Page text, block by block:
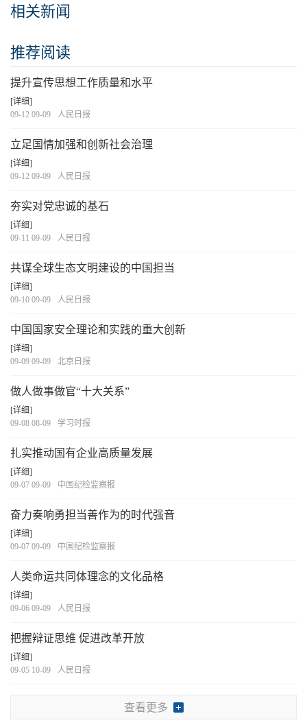
相关新闻
推荐阅读
提升宣传思想工作质量和水平
[详细]
09-12 09-09
人民日报
立足国情加强和创新社会治理
[详细]
09-12 09-09
人民日报
夯实对党忠诚的基石
[详细]
09-11 09-09
人民日报
共谋全球生态文明建设的中国担当
[详细]
09-10 09-09
人民日报
中国国家安全理论和实践的重大创新
[详细]
09-09 09-09
北京日报
做人做事做官“十大关系”
[详细]
09-08 08-09
学习时报
扎实推动国有企业高质量发展
[详细]
09-07 09-09
中国纪检监察报
奋力奏响勇担当善作为的时代强音
[详细]
09-07 09-09
中国纪检监察报
人类命运共同体理念的文化品格
[详细]
09-06 09-09
人民日报
把握辩证思维 促进改革开放
[详细]
09-05 10-09
人民日报
查看更多